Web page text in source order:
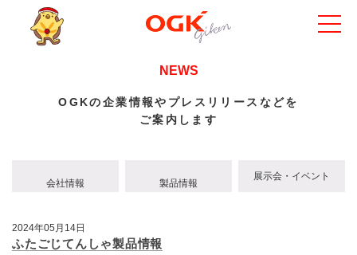
NEWS
OGKの企業情報やプレスリリースなどを
ご案内します
会社情報 製品情報
展示会・イベント
2024年05月14日
ふたごじてんしゃ製品情報